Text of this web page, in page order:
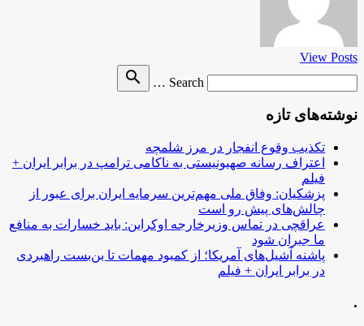
View Posts
Search …
search
نوشته‌های تازه
تکذیب وقوع انفجار در مرز شلمچه
اعتراف رسانه صهیونیستی به ناکامی ترامپ در برابر ایران +
فیلم
پزشکیان: وفاق ملی مهم‌ترین سرمایه ایران برای عبور از
چالش‌های پیش رو است
عراقچی در تماس وزیرخارجه اوکراین: باید خسارات به منافع
ما جبران شود
پاشنه آشیل‌های آمریکا؛ از کمبود مهمات تا بن‌بست راهبردی
در برابر ایران + فیلم
.